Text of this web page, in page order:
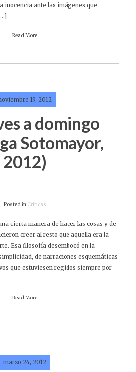
inocencia ante las imágenes que
Read More
19, 2012
a domingo
Sotomayor,
2012)
Posted in Críticas
cierta manera de hacer las cosas y de
creer al resto que aquella era la
Esa filosofía desembocó en la
de narraciones esquemáticas
que estuviesen regidos siempre por
Read More
marzo 24, 2012